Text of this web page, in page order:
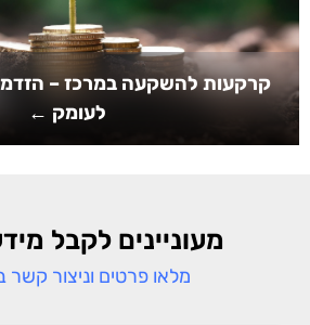
קרקעות להשקעה במרכז –
לעומק ←
מעוניינים לקבל
מלאו פרטים וניצור